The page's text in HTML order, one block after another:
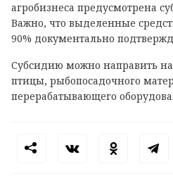
агробизнеса предусмотрена
Важно, что выделенные
90% документально
Субсидию можно направить на
птицы, рыбопосадочного
перерабатывающего